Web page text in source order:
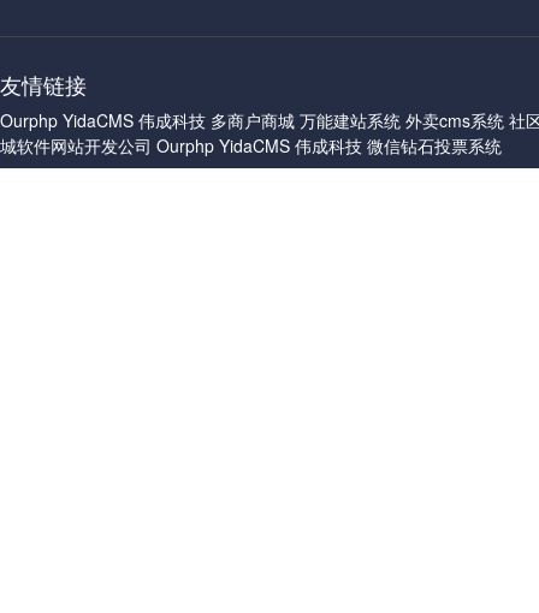
友情链接
Ourphp YidaCMS 伟成科技 多商户商城 万能建站系统 外卖cms系统 社
城软件网站开发公司 Ourphp YidaCMS 伟成科技 微信钻石投票系统